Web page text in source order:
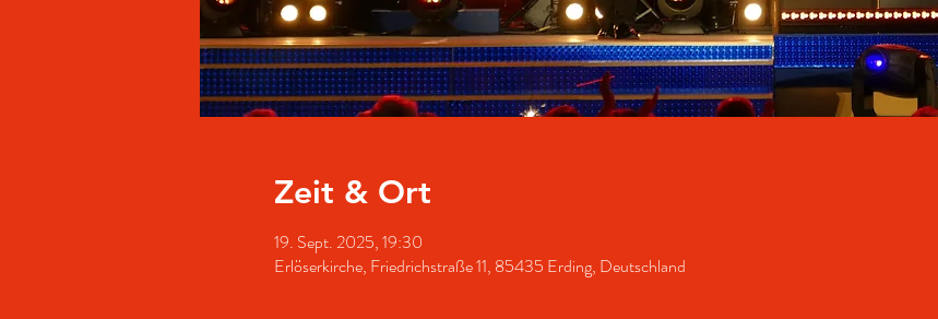
Zeit & Ort
19. Sept. 2025, 19:30
Erlöserkirche, Friedrichstraße 11, 85435 Erding, Deutschland